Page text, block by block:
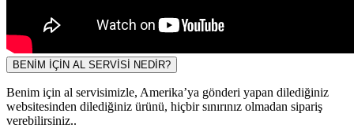
BENİM İÇİN AL SERVİSİ NEDİR?
Benim için al servisimizle, Amerika’ya gönderi yapan dilediğiniz
websitesinden dilediğiniz ürünü, hiçbir sınırınız olmadan sipariş
verebilirsiniz..